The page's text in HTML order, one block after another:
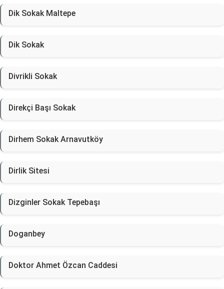
Dik Sokak Maltepe
Dik Sokak
Divrikli Sokak
Direkçi Başı Sokak
Dirhem Sokak Arnavutköy
Dirlik Sitesi
Dizginler Sokak Tepebaşı
Doganbey
Doktor Ahmet Özcan Caddesi